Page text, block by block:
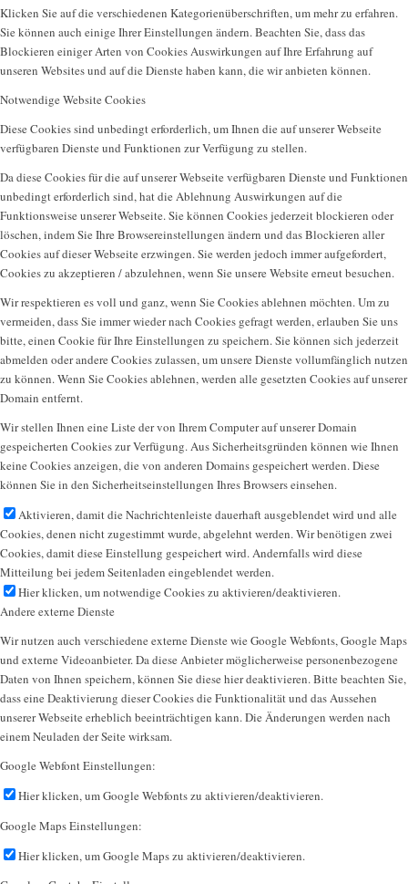
Klicken Sie auf die verschiedenen Kategorienüberschriften, um mehr zu erfahren.
Sie können auch einige Ihrer Einstellungen ändern. Beachten Sie, dass das
Blockieren einiger Arten von Cookies Auswirkungen auf Ihre Erfahrung auf
unseren Websites und auf die Dienste haben kann, die wir anbieten können.
Notwendige Website Cookies
Diese Cookies sind unbedingt erforderlich, um Ihnen die auf unserer Webseite
verfügbaren Dienste und Funktionen zur Verfügung zu stellen.
Da diese Cookies für die auf unserer Webseite verfügbaren Dienste und Funktionen
unbedingt erforderlich sind, hat die Ablehnung Auswirkungen auf die
Funktionsweise unserer Webseite. Sie können Cookies jederzeit blockieren oder
löschen, indem Sie Ihre Browsereinstellungen ändern und das Blockieren aller
Cookies auf dieser Webseite erzwingen. Sie werden jedoch immer aufgefordert,
Cookies zu akzeptieren / abzulehnen, wenn Sie unsere Website erneut besuchen.
Wir respektieren es voll und ganz, wenn Sie Cookies ablehnen möchten. Um zu
vermeiden, dass Sie immer wieder nach Cookies gefragt werden, erlauben Sie uns
bitte, einen Cookie für Ihre Einstellungen zu speichern. Sie können sich jederzeit
abmelden oder andere Cookies zulassen, um unsere Dienste vollumfänglich nutzen
zu können. Wenn Sie Cookies ablehnen, werden alle gesetzten Cookies auf unserer
Domain entfernt.
Wir stellen Ihnen eine Liste der von Ihrem Computer auf unserer Domain
gespeicherten Cookies zur Verfügung. Aus Sicherheitsgründen können wie Ihnen
keine Cookies anzeigen, die von anderen Domains gespeichert werden. Diese
können Sie in den Sicherheitseinstellungen Ihres Browsers einsehen.
Aktivieren, damit die Nachrichtenleiste dauerhaft ausgeblendet wird und alle
Cookies, denen nicht zugestimmt wurde, abgelehnt werden. Wir benötigen zwei
Cookies, damit diese Einstellung gespeichert wird. Andernfalls wird diese
Mitteilung bei jedem Seitenladen eingeblendet werden.
Hier klicken, um notwendige Cookies zu aktivieren/deaktivieren.
Andere externe Dienste
Wir nutzen auch verschiedene externe Dienste wie Google Webfonts, Google Maps
und externe Videoanbieter. Da diese Anbieter möglicherweise personenbezogene
Daten von Ihnen speichern, können Sie diese hier deaktivieren. Bitte beachten Sie,
dass eine Deaktivierung dieser Cookies die Funktionalität und das Aussehen
unserer Webseite erheblich beeinträchtigen kann. Die Änderungen werden nach
einem Neuladen der Seite wirksam.
Google Webfont Einstellungen:
Hier klicken, um Google Webfonts zu aktivieren/deaktivieren.
Google Maps Einstellungen:
Hier klicken, um Google Maps zu aktivieren/deaktivieren.